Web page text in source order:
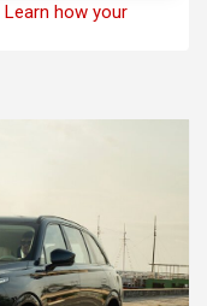
Learn how your